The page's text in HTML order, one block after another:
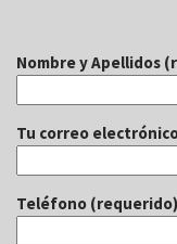
Nombre y Apellidos
Tu correo
Teléfono (requerido)